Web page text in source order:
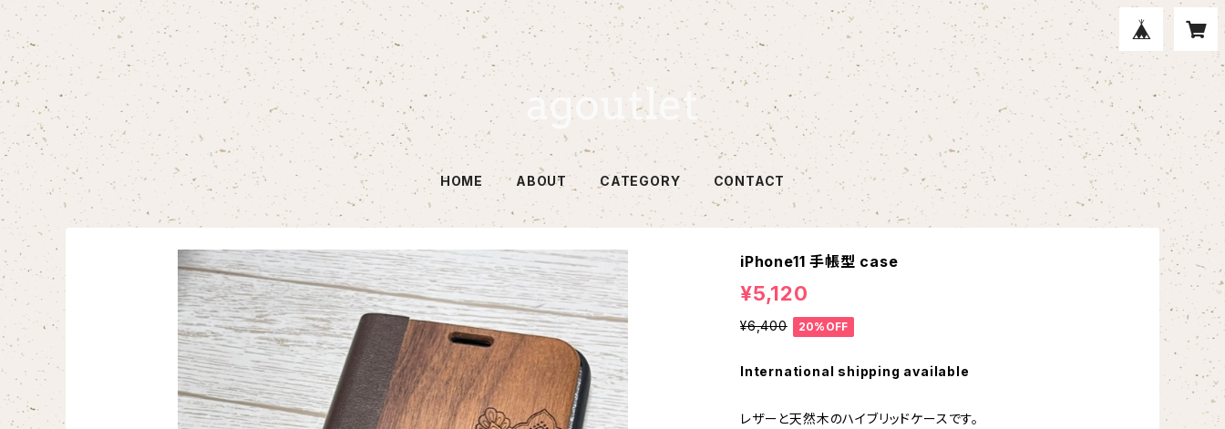
HOME ABOUT CATEGORY CONTACT
iPhone11 手帳型 case
¥5,120
¥6,400 20%OFF
International shipping available
レザーと天然木のハイブリッドケースです。